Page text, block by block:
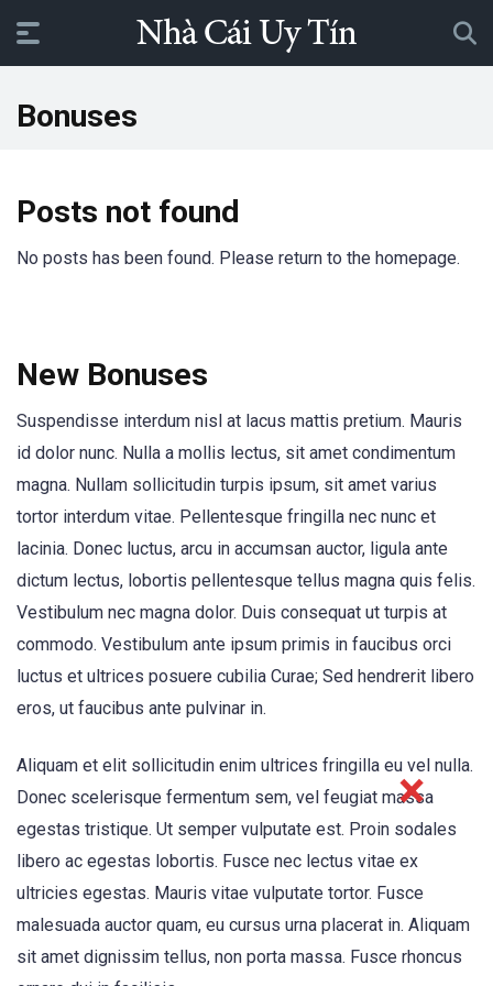
Bonuses
Posts not found
No posts has been found. Please return to the homepage.
New Bonuses
Suspendisse interdum nisl at lacus mattis pretium. Mauris
id dolor nunc. Nulla a mollis lectus, sit amet condimentum
magna. Nullam sollicitudin turpis ipsum, sit amet varius
tortor interdum vitae. Pellentesque fringilla nec nunc et
lacinia. Donec luctus, arcu in accumsan auctor, ligula ante
dictum lectus, lobortis pellentesque tellus magna quis felis.
Vestibulum nec magna dolor. Duis consequat ut turpis at
commodo. Vestibulum ante ipsum primis in faucibus orci
luctus et ultrices posuere cubilia Curae; Sed hendrerit libero
eros, ut faucibus ante pulvinar in.
Aliquam et elit sollicitudin enim ultrices fringilla eu vel nulla.
Donec scelerisque fermentum sem, vel feugiat massa
egestas tristique. Ut semper vulputate est. Proin sodales
libero ac egestas lobortis. Fusce nec lectus vitae ex
ultricies egestas. Mauris vitae vulputate tortor. Fusce
malesuada auctor quam, eu cursus urna placerat in. Aliquam
sit amet dignissim tellus, non porta massa. Fusce rhoncus